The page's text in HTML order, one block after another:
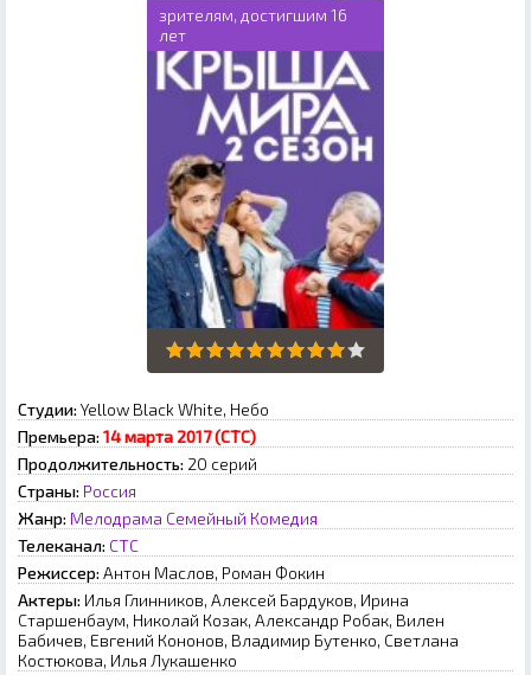
зрителям, достигшим 16
лет
Студии: Yellow Black White, Небо
Премьера: 14 марта 2017 (СТС)
Продолжительность: 20 серий
Страны: Россия
Жанр: Мелодрама Семейный Комедия
Телеканал: СТС
Режиссер: Антон Маслов, Роман Фокин
Актеры: Илья Глинников, Алексей Бардуков, Ирина
Старшенбаум, Николай Козак, Александр Робак, Вилен
Бабичев, Евгений Кононов, Владимир Бутенко, Светлана
Костюкова, Илья Лукашенко